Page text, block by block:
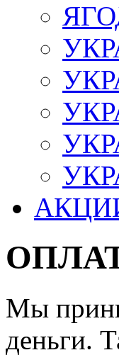
Мы
деньги.